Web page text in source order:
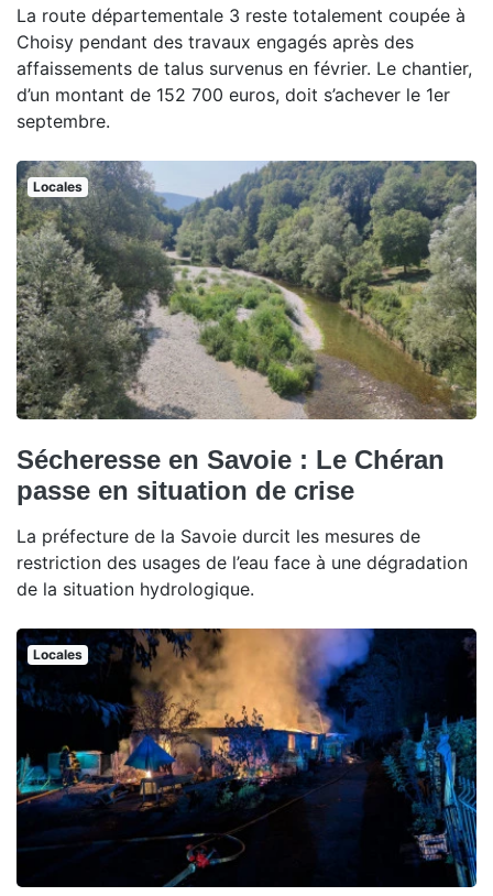
La route départementale 3 reste totalement coupée à
Choisy pendant des travaux engagés après des
affaissements de talus survenus en février. Le chantier,
d’un montant de 152 700 euros, doit s’achever le 1er
septembre.
Locales
Sécheresse en Savoie : Le Chéran
passe en situation de crise
La préfecture de la Savoie durcit les mesures de
restriction des usages de l’eau face à une dégradation
de la situation hydrologique.
Locales